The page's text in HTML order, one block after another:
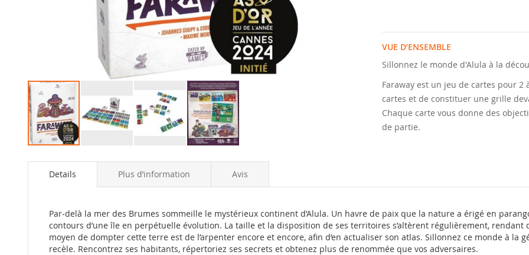
VUE D’ENSEMBLE
Sillonnez le monde d'Alula à la
Faraway est un jeu de cartes pour 2
cartes et de constituer une grille
Chaque carte vous donne des
de partie.
to
images
gallery
Details
Par-delà la mer des Brumes sommeille le mystérieux continent d’Alula. Un havre de paix que la nature a érigé en
contours d’une île en perpétuelle évolution. La taille et la disposition de ses territoires s’altèrent régulièrement, rendant
moyen de dompter cette terre est de l’arpenter encore et encore, afin d’en actualiser son atlas. Sillonnez ce monde à la
recèle. Rencontrez ses habitants, répertoriez ses secrets et obtenez plus de renommée que vos adversaires.
Plus d’information Avis